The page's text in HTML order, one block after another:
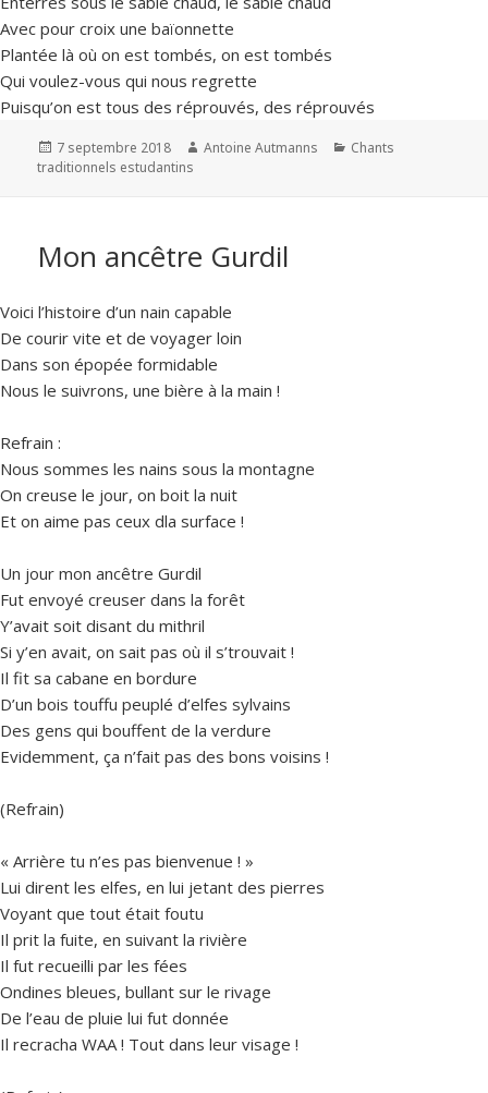
Avec pour croix une baïonnette
Plantée là où on est tombés, on est tombés
Qui voulez-vous qui nous regrette
Puisqu’on est tous des réprouvés, des réprouvés
Publié
le
7 septembre 2018 Auteur
Antoine Autmanns Catégories
Chants
traditionnels estudantins
Mon ancêtre Gurdil
Voici l’histoire d’un nain capable
De courir vite et de voyager loin
Dans son épopée formidable
Nous le suivrons, une bière à la main !
Refrain :
Nous sommes les nains sous la montagne
On creuse le jour, on boit la nuit
Et on aime pas ceux dla surface !
Un jour mon ancêtre Gurdil
Fut envoyé creuser dans la forêt
Y’avait soit disant du mithril
Si y’en avait, on sait pas où il s’trouvait !
Il fit sa cabane en bordure
D’un bois touffu peuplé d’elfes sylvains
Des gens qui bouffent de la verdure
Evidemment, ça n’fait pas des bons voisins !
(Refrain)
« Arrière tu n’es pas bienvenue ! »
Lui dirent les elfes, en lui jetant des pierres
Voyant que tout était foutu
Il prit la fuite, en suivant la rivière
Il fut recueilli par les fées
Ondines bleues, bullant sur le rivage
De l’eau de pluie lui fut donnée
Il recracha WAA ! Tout dans leur visage !